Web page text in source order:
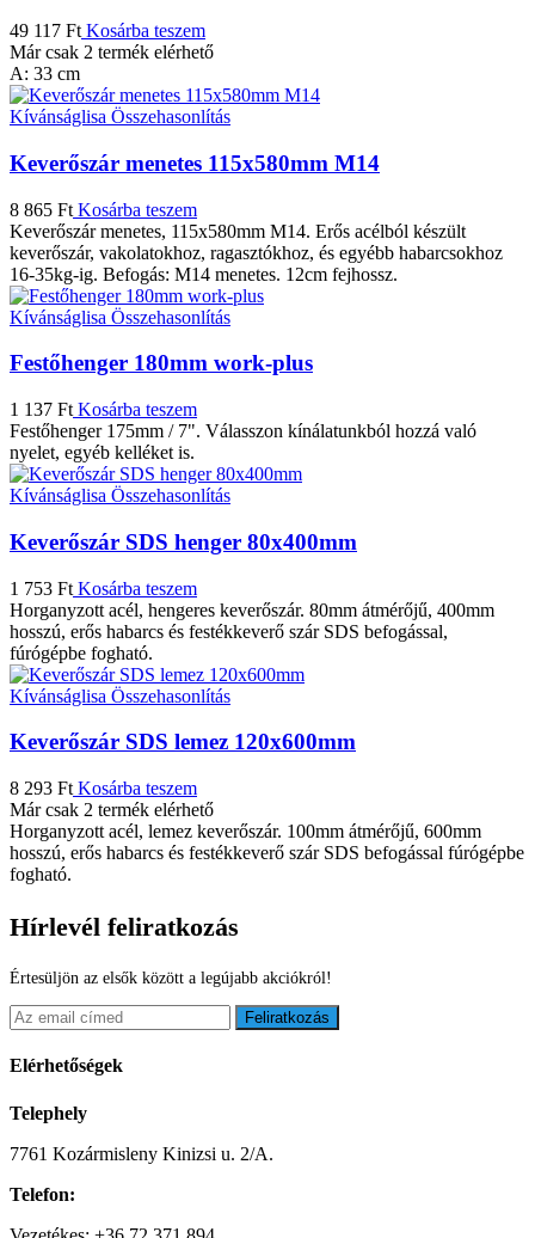
49 117 Ft Kosárba teszem
Már csak 2 termék elérhető
A: 33 cm
Kívánságlisa Összehasonlítás
Keverőszár menetes 115x580mm M14
8 865 Ft Kosárba teszem
Keverőszár menetes, 115x580mm M14. Erős acélból készült
keverőszár, vakolatokhoz, ragasztókhoz, és egyébb habarcsokhoz
16-35kg-ig. Befogás: M14 menetes. 12cm fejhossz.
Kívánságlisa Összehasonlítás
Festőhenger 180mm work-plus
1 137 Ft Kosárba teszem
Festőhenger 175mm / 7". Válasszon kínálatunkból hozzá való
nyelet, egyéb kelléket is.
Kívánságlisa Összehasonlítás
Keverőszár SDS henger 80x400mm
1 753 Ft Kosárba teszem
Horganyzott acél, hengeres keverőszár. 80mm átmérőjű, 400mm
hosszú, erős habarcs és festékkeverő szár SDS befogással,
fúrógépbe fogható.
Kívánságlisa Összehasonlítás
Keverőszár SDS lemez 120x600mm
8 293 Ft Kosárba teszem
Már csak 2 termék elérhető
Horganyzott acél, lemez keverőszár. 100mm átmérőjű, 600mm
hosszú, erős habarcs és festékkeverő szár SDS befogással fúrógépbe
fogható.
Hírlevél feliratkozás
Értesüljön az elsők között a legújabb akciókról!
Feliratkozás
Elérhetőségek
Telephely
7761 Kozármisleny Kinizsi u. 2/A.
Telefon: